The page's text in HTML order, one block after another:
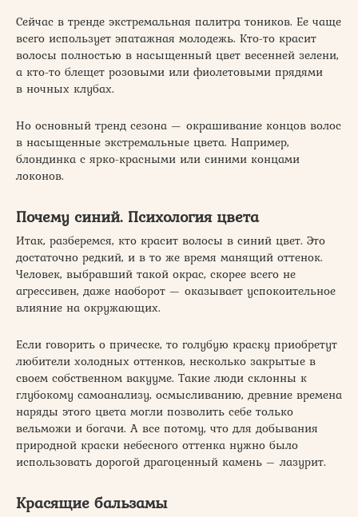
Сейчас в тренде экстремальная палитра тоников. Ее чаще
всего использует эпатажная молодежь. Кто-то красит
волосы полностью в насыщенный цвет весенней зелени,
а кто-то блещет розовыми или фиолетовыми прядями
в ночных клубах.
Но основный тренд сезона — окрашивание концов волос
в насыщенные экстремальные цвета. Например,
блондинка с ярко-красными или синими концами
локонов.
Почему синий. Психология цвета
Итак, разберемся, кто красит волосы в синий цвет. Это
достаточно редкий, и в то же время манящий оттенок.
Человек, выбравший такой окрас, скорее всего не
агрессивен, даже наоборот — оказывает успокоительное
влияние на окружающих.
Если говорить о прическе, то голубую краску приобретут
любители холодных оттенков, несколько закрытые в
своем собственном вакууме. Такие люди склонны к
глубокому самоанализу, осмысливанию, древние времена
наряды этого цвета могли позволить себе только
вельможи и богачи. А все потому, что для добывания
природной краски небесного оттенка нужно было
использовать дорогой драгоценный камень – лазурит.
Красящие бальзамы